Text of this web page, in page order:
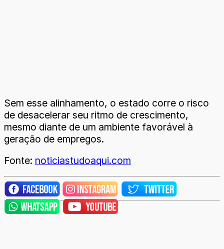
Sem esse alinhamento, o estado corre o risco
de desacelerar seu ritmo de crescimento,
mesmo diante de um ambiente favorável à
geração de empregos.
Fonte: noticiastudoaqui.com